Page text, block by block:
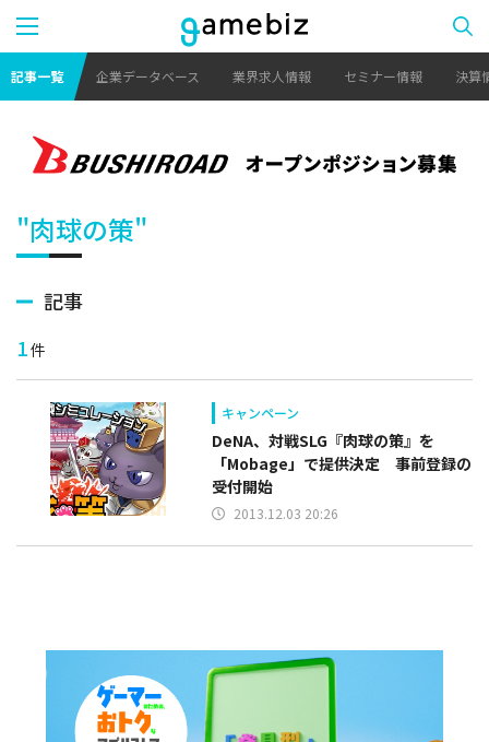
記事一覧 企業データベース 業界求人情報 セミナー情報 決算
"肉球の策"
記事
1件
キャンペーン
DeNA、対戦SLG『肉球の策』を
「Mobage」で提供決定 事前登録の
受付開始
2013.12.03 20:26